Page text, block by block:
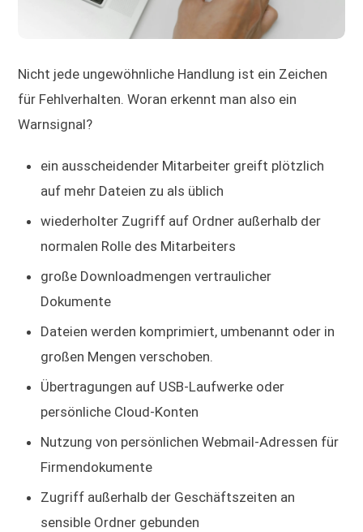
Nicht jede ungewöhnliche Handlung ist ein Zeichen
für Fehlverhalten. Woran erkennt man also ein
Warnsignal?
ein ausscheidender Mitarbeiter greift plötzlich
auf mehr Dateien zu als üblich
wiederholter Zugriff auf Ordner außerhalb der
normalen Rolle des Mitarbeiters
große Downloadmengen vertraulicher
Dokumente
Dateien werden komprimiert, umbenannt oder in
großen Mengen verschoben.
Übertragungen auf USB-Laufwerke oder
persönliche Cloud-Konten
Nutzung von persönlichen Webmail-Adressen für
Firmendokumente
Zugriff außerhalb der Geschäftszeiten an
sensible Ordner gebunden